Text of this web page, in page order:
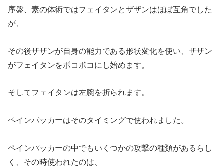
序盤、素の体術ではフェイタンとザザンはほぼ互角でした
が、
その後ザザンが自身の能力である形状変化を使い、ザザン
がフェイタンをボコボコにし始めます。
そしてフェイタンは左腕を折られます。
ペインパッカーはそのタイミングで使われました。
ペインパッカーの中でもいくつかの攻撃の種類があるらし
く、その時使われたのは、